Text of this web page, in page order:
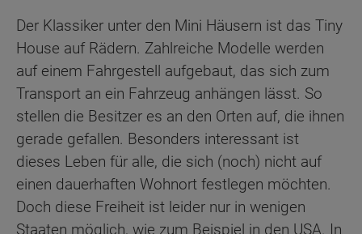
Der Klassiker unter den Mini Häusern ist das Tiny
House auf Rädern. Zahlreiche Modelle werden
auf einem Fahrgestell aufgebaut, das sich zum
Transport an ein Fahrzeug anhängen lässt. So
stellen die Besitzer es an den Orten auf, die ihnen
gerade gefallen. Besonders interessant ist
dieses Leben für alle, die sich (noch) nicht auf
einen dauerhaften Wohnort festlegen möchten.
Doch diese Freiheit ist leider nur in wenigen
Staaten möglich, wie zum Beispiel in den USA. In